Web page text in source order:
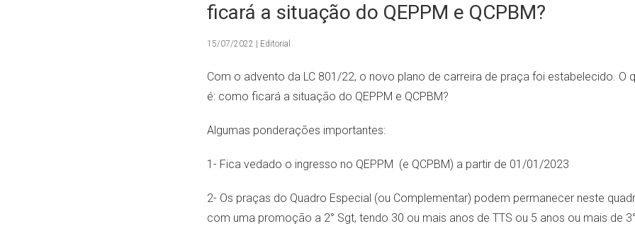
ficará a situação do QEPPM e QCPBM?
15/07/2022 | Editorial
Com o advento da LC 801/22, o novo plano de carreira de praça foi estabelecido. O
é: como ficará a situação do QEPPM e QCPBM?
Algumas ponderações importantes:
1- Fica vedado o ingresso no QEPPM (e QCPBM) a partir de 01/01/2023
2- Os praças do Quadro Especial (ou Complementar) podem permanecer neste
com uma promoção a 2° Sgt, tendo 30 ou mais anos de TTS ou 5 anos ou mais de